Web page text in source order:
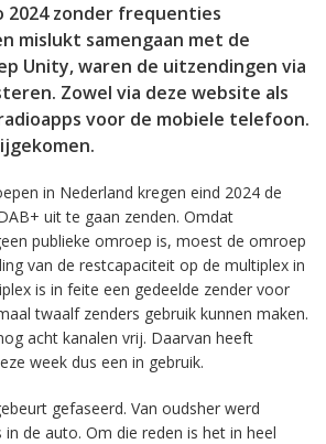
2024 zonder frequenties
mislukt samengaan met de
Unity, waren de uitzendingen via
Zowel via deze website als
voor de mobiele telefoon.
in Nederland kregen eind 2024 de
uit te gaan zenden. Omdat
publieke omroep is, moest de omroep
van de restcapaciteit op de multiplex in
is in feite een gedeelde zender voor
twaalf zenders gebruik kunnen maken.
acht kanalen vrij. Daarvan heeft
week dus een in gebruik.
gefaseerd. Van oudsher werd
de auto. Om die reden is het in heel